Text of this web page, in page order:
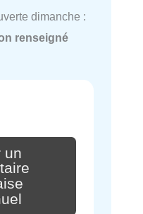
dimanche :
renseigné
un